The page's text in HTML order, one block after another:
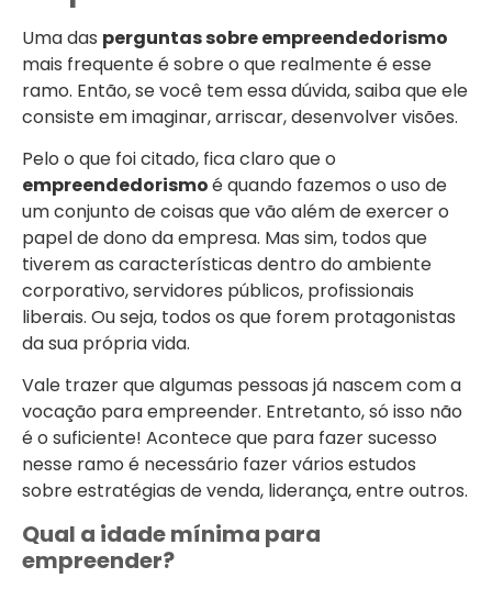
Uma das perguntas sobre empreendedorismo
mais frequente é sobre o que realmente é esse
ramo. Então, se você tem essa dúvida, saiba que ele
consiste em imaginar, arriscar, desenvolver visões.
Pelo o que foi citado, fica claro que o
empreendedorismoé quando fazemos o uso de
um conjunto de coisas que vão além de exercer o
papel de dono da empresa. Mas sim, todos que
tiverem as características dentro do ambiente
corporativo, servidores públicos, profissionais
liberais. Ou seja, todos os que forem protagonistas
da sua própria vida.
Vale trazer que algumas pessoas já nascem com a
vocação para empreender. Entretanto, só isso não
é o suficiente! Acontece que para fazer sucesso
nesse ramo é necessário fazer vários estudos
sobre estratégias de venda, liderança, entre outros.
Qual a idade mínima para
empreender?